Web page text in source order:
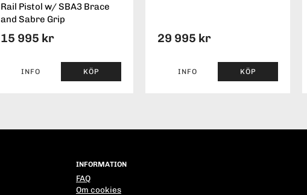
Rail Pistol w/ SBA3 Brace
and Sabre Grip
15 995 kr
INFO KÖP
29 995 kr
INFO KÖP
INFORMATION
FAQ
Om cookies